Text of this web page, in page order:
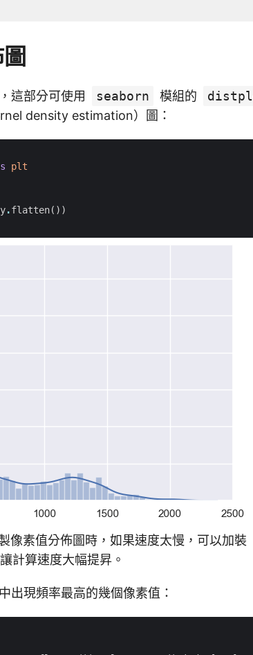
這部分可使用 seaborn 模組的
density estimation）圖：
plt
.flatten())
像素值分佈圖時，如果速度太慢，可以加裝
計算速度大幅提昇。
出現頻率最高的幾個像素值：